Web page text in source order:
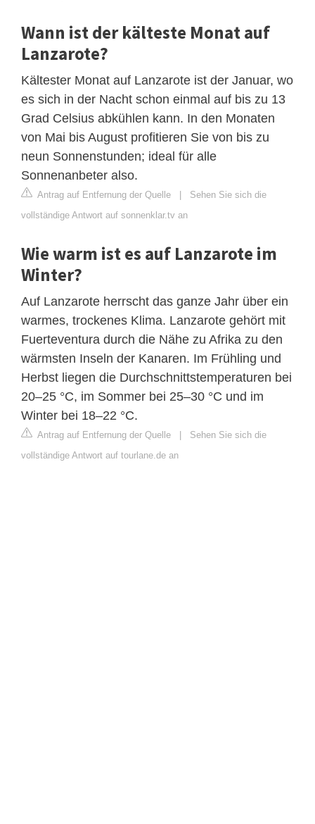
Wann ist der kälteste Monat auf
Lanzarote?
Kältester Monat auf Lanzarote ist der Januar, wo
es sich in der Nacht schon einmal auf bis zu 13
Grad Celsius abkühlen kann. In den Monaten
von Mai bis August profitieren Sie von bis zu
neun Sonnenstunden; ideal für alle
Sonnenanbeter also.
Antrag auf Entfernung der Quelle | Sehen Sie sich die
vollständige Antwort auf sonnenklar.tv an
Wie warm ist es auf Lanzarote im
Winter?
Auf Lanzarote herrscht das ganze Jahr über ein
warmes, trockenes Klima. Lanzarote gehört mit
Fuerteventura durch die Nähe zu Afrika zu den
wärmsten Inseln der Kanaren. Im Frühling und
Herbst liegen die Durchschnittstemperaturen bei
20–25 °C, im Sommer bei 25–30 °C und im
Winter bei 18–22 °C.
Antrag auf Entfernung der Quelle | Sehen Sie sich die
vollständige Antwort auf tourlane.de an